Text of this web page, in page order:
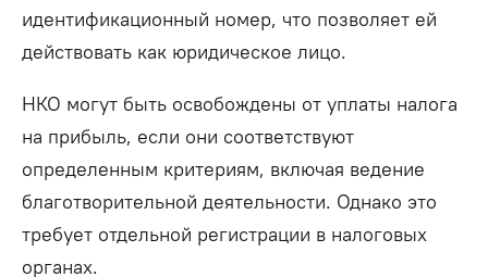
идентификационный номер, что позволяет ей
действовать как юридическое лицо.
НКО могут быть освобождены от уплаты налога
на прибыль, если они соответствуют
определенным критериям, включая ведение
благотворительной деятельности. Однако это
требует отдельной регистрации в налоговых
органах.